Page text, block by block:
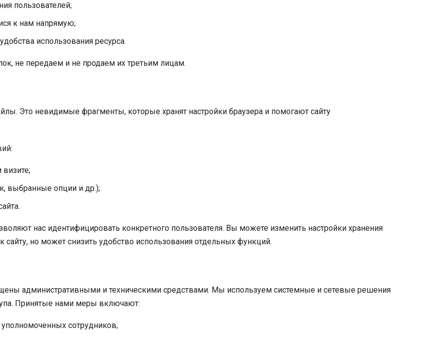
пользователей;
к нам напрямую;
использования ресурса.
не передаем и не продаем их третьим лицам.
Это невидимые фрагменты, которые хранят настройки браузера и помогают сайту
выбранные опции и др.);
нас идентифицировать конкретного пользователя. Вы можете изменить настройки хранения
сайту, но может снизить удобство использования отдельных функций.
административными и техническими средствами. Мы используем системные и сетевые решения
Принятые нами меры включают:
сотрудников;